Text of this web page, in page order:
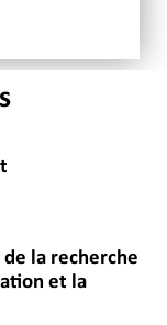
la recherche
et la